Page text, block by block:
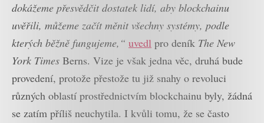
dokážeme přesvědčit dostatek lidí, aby blockchainu
uvěřili, můžeme začít měnit všechny systémy, podle
kterých běžně fungujeme,“ uvedl pro deník The New
York Times Berns. Vize je však jedna věc, druhá bude
provedení, protože přestože tu již snahy o revoluci
různých oblastí prostřednictvím blockchainu byly, žádná
se zatím příliš neuchytila. I kvůli tomu, že se často